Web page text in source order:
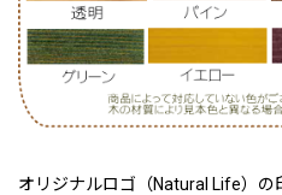
オリジナルロゴ（Natural Life）の